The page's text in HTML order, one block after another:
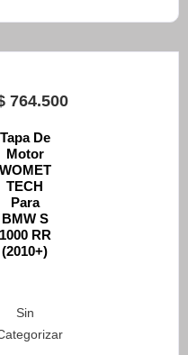
764.500
Tapa De
Motor
WOMET
TECH
Para
BMW S
1000 RR
(2010+)
Sin